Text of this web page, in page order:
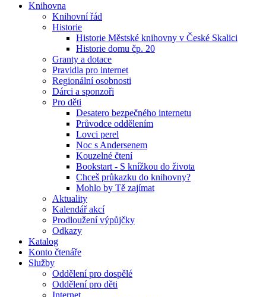
Knihovna
Knihovní řád
Historie
Historie Městské knihovny v České Skalici
Historie domu čp. 20
Granty a dotace
Pravidla pro internet
Regionální osobnosti
Dárci a sponzoři
Pro děti
Desatero bezpečného internetu
Průvodce oddělením
Lovci perel
Noc s Andersenem
Kouzelné čtení
Bookstart - S knížkou do života
Chceš průkazku do knihovny?
Mohlo by Tě zajímat
Aktuality
Kalendář akcí
Prodloužení výpůjčky
Odkazy
Katalog
Konto čtenáře
Služby
Oddělení pro dospělé
Oddělení pro děti
Internet